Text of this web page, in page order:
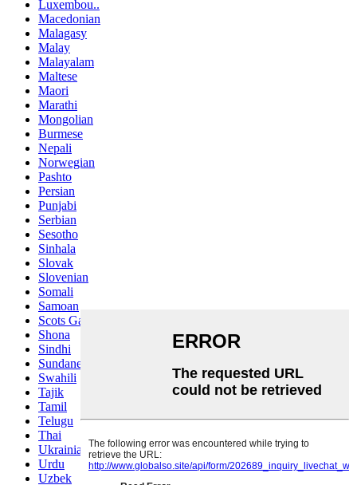
Luxembou..
Macedonian
Malagasy
Malay
Malayalam
Maltese
Maori
Marathi
Mongolian
Burmese
Nepali
Norwegian
Pashto
Persian
Punjabi
Serbian
Sesotho
Sinhala
Slovak
Slovenian
Somali
Samoan
Scots Gaelic
Shona
Sindhi
Sundanese
Swahili
Tajik
Tamil
Telugu
Thai
Ukrainian
Urdu
Uzbek